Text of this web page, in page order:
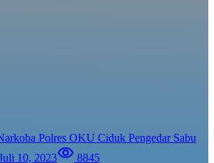
Polres OKU Ciduk Pengedar Sabu
10, 2023 8845